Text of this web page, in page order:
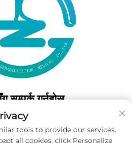
सम्पर्क गर्नुहोस्
गेट फुझोउ, फुजियान, चीन
tools to provide our services.
all cookies, click Personalize